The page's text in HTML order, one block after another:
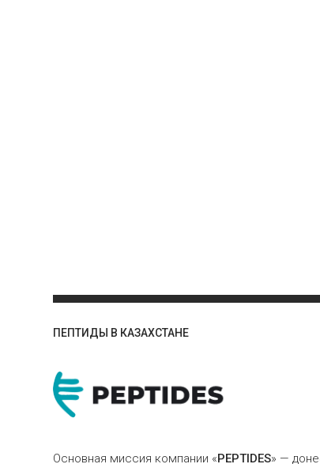
ПЕПТИДЫ В КАЗАХСТАНЕ
Основная миссия компании «PEPTIDES» —